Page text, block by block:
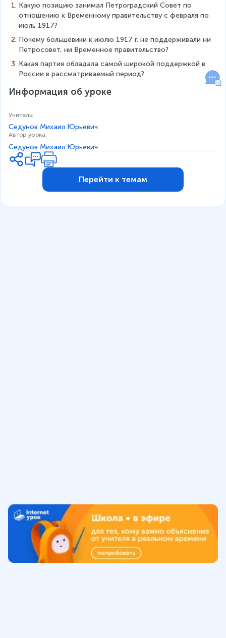
Какую позицию занимал Петроградский Совет по
отношению к Временному правительству с февраля по
июль 1917?
Почему большевики к июлю 1917 г. не поддерживали ни
Петросовет, ни Временное правительство?
Какая партия обладала самой широкой поддержкой в
России в рассматриваемый период?
Информация об уроке
Учитель:
Седунов Михаил Юрьевич
Автор урока:
Седунов Михаил Юрьевич
Перейти к темам